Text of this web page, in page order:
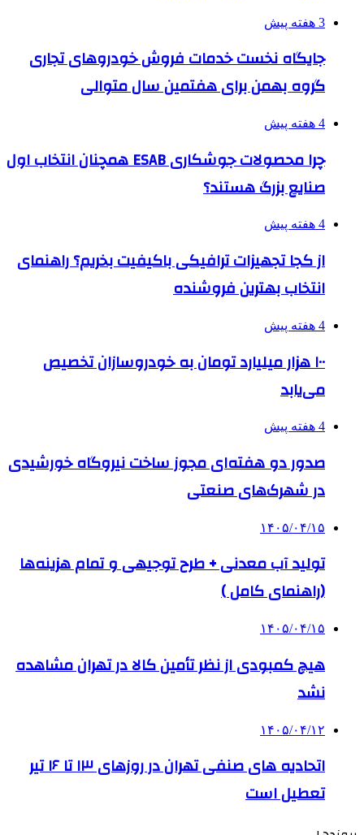
3 هفته پیش
جایگاه نخست خدمات فروش خودروهای تجاری
گروه بهمن برای هفتمین سال متوالی
4 هفته پیش
چرا محصولات جوشکاری ESAB همچنان انتخاب اول
صنایع بزرگ هستند؟
4 هفته پیش
از کجا تجهیزات ترافیکی باکیفیت بخریم؟ راهنمای
انتخاب بهترین فروشنده
4 هفته پیش
۱۰۰ هزار میلیارد تومان به خودروسازان تخصیص
می‌یابد
4 هفته پیش
صدور دو هفته‌ای مجوز ساخت نیروگاه خورشیدی
در شهرک‌های صنعتی
۱۴۰۵/۰۴/۱۵
تولید آب معدنی + طرح توجیهی و تمام هزینه‌ها
(راهنمای کامل )
۱۴۰۵/۰۴/۱۵
هیچ کمبودی از نظر تأمین کالا در تهران مشاهده
نشد
۱۴۰۵/۰۴/۱۲
اتحادیه های صنفی تهران در روزهای ۱۳ تا ۱۶ تیر
تعطیل است